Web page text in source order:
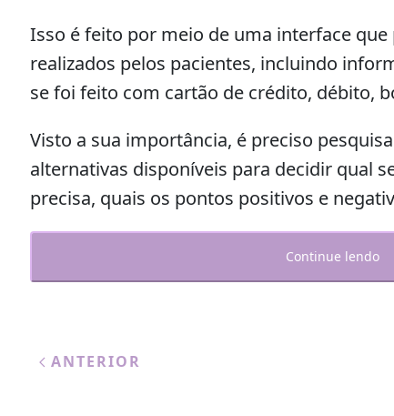
Isso é feito por meio de uma interface que
realizados pelos pacientes, incluindo
se foi feito com cartão de crédito, débito,
Visto a sua importância, é preciso
alternativas disponíveis para decidir qual
precisa, quais os pontos positivos e
Continue lendo
ANTERIOR